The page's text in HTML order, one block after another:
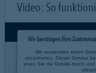
Video: So
Wir benötigen Ihre
Wir verwenden einen
einzubetten. Dieser Service
lesen Sie die Details durch